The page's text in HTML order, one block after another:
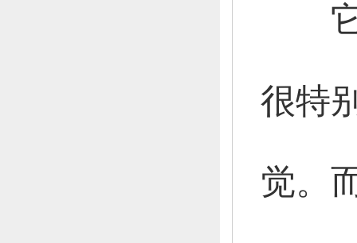
它
很特
觉。